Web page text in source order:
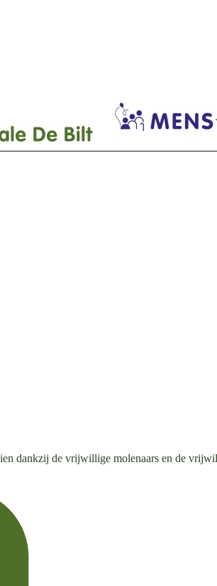
dankzij de vrijwillige molenaars en de